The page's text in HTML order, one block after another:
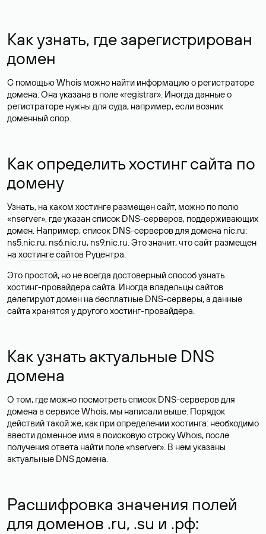
Как узнать, где зарегистрирован
домен
С помощью Whois можно найти информацию о регистраторе
домена. Она указана в поле «registrar». Иногда данные о
регистраторе нужны для суда, например, если возник
доменный спор.
Как определить хостинг сайта по
домену
Узнать, на каком хостинге размещен сайт, можно по полю
«nserver», где указан список DNS-серверов, поддерживающих
домен. Например, список DNS-серверов для домена nic.ru:
ns5.nic.ru, ns6.nic.ru, ns9.nic.ru. Это значит, что сайт размещен
на хостинге сайтов Руцентра.
Это простой, но не всегда достоверный способ узнать
хостинг-провайдера сайта. Иногда владельцы сайтов
делегируют домен на бесплатные DNS-серверы, а данные
сайта хранятся у другого хостинг-провайдера.
Как узнать актуальные DNS
домена
О том, где можно посмотреть список DNS-серверов для
домена в сервисе Whois, мы написали выше. Порядок
действий такой же, как при определении хостинга: необходимо
ввести доменное имя в поисковую строку Whois, после
получения ответа найти поле «nserver». В нем указаны
актуальные DNS домена.
Расшифровка значения полей
для доменов .ru, .su и .рф: